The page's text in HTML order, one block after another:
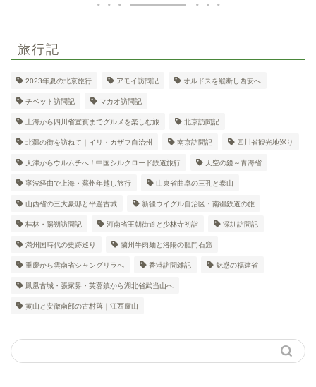
旅行記
2023年夏の北京旅行 アモイ訪問記 オルドスを縦断し西安へ
チベット訪問記 マカオ訪問記
上海から四川省宜賓までグルメを楽しむ旅 北京訪問記
北疆の街を訪ねて｜イリ・カザフ自治州 南京訪問記 四川省観光地巡り
天津からウルムチへ！中国シルクロード鉄道旅行 天空の鏡～青海省
寧波経由で上海・蘇州年越し旅行 山東省曲阜の三孔と泰山
山西省の三大豪邸と平遥古城 新疆ウイグル自治区・南疆鉄道の旅
桂林・陽朔訪問記 河南省王朝街道と少林寺初詣 深圳訪問記
満州国時代の史跡巡り 蘭州牛肉麺と洛陽の龍門石窟
重慶から雲南省シャングリラへ 香港訪問雑記 魅惑の福建省
鳳凰古城・張家界・芙蓉鎮から湖北省武当山へ
黄山と安徽南部の古村落｜江西廬山